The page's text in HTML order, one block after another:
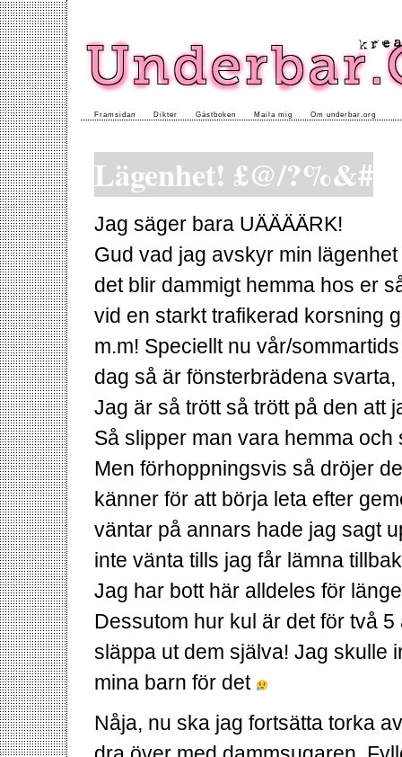
Framsidan Dikter Gästboken Maila mig Om underbar.org
Lägenhet! £@/?%&#
Jag säger bara UÄÄÄÄRK!
Gud vad jag avskyr min
det blir dammigt hemma hos er
vid en starkt trafikerad korsning
m.m! Speciellt nu vår/
dag så är fönsterbrädena
Jag är så trött så trött på den att
Så slipper man vara hemma och
Men förhoppningsvis så dröjer
känner för att börja leta efter
väntar på annars hade jag sagt
inte vänta tills jag får lämna
Jag har bott här alldeles för
Dessutom hur kul är det för två
släppa ut dem själva! Jag skulle
mina barn för det
Nåja, nu ska jag fortsätta torka